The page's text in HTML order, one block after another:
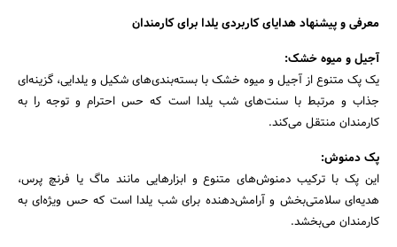
معرفی و پیشنهاد هدایای کاربردی یلدا برای کارمندان
آجیل و میوه خشک:
یک پک متنوع از آجیل و میوه خشک با بسته‌بندی‌های شکیل و یلدایی، گزینه‌ای
جذاب و مرتبط با سنت‌های شب یلدا است که حس احترام و توجه را به
کارمندان منتقل می‌کند.
پک دمنوش:
این پک با ترکیب دمنوش‌های متنوع و ابزارهایی مانند ماگ یا فرنچ پرس،
هدیه‌ای سلامتی‌بخش و آرامش‌دهنده برای شب یلدا است که حس ویژه‌ای به
کارمندان می‌بخشد.